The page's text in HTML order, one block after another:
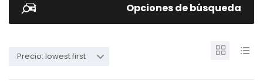
Opciones de búsqueda
Precio: lowest first